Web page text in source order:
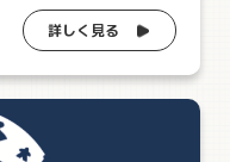
詳しく見る